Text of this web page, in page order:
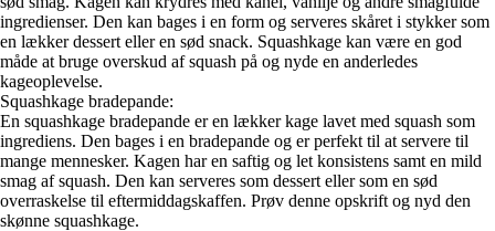
ingredienser. Den kan bages i en form og serveres skåret i stykker som
en lækker dessert eller en sød snack. Squashkage kan være en god
måde at bruge overskud af squash på og nyde en anderledes
kageoplevelse.
Squashkage bradepande:
En squashkage bradepande er en lækker kage lavet med squash som
ingrediens. Den bages i en bradepande og er perfekt til at servere til
mange mennesker. Kagen har en saftig og let konsistens samt en mild
smag af squash. Den kan serveres som dessert eller som en sød
overraskelse til eftermiddagskaffen. Prøv denne opskrift og nyd den
skønne squashkage.